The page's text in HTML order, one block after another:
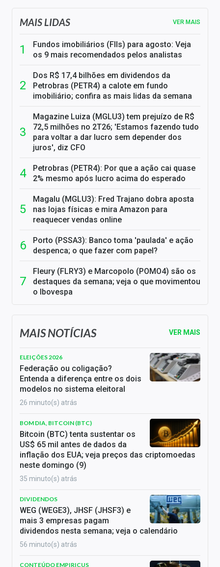
MAIS LIDAS VER MAIS
Fundos imobiliários (FIIs) para agosto: Veja
os 9 mais recomendados pelos analistas
Dos R$ 17,4 bilhões em dividendos da
Petrobras (PETR4) a calote em fundo
imobiliário; confira as mais lidas da semana
Magazine Luiza (MGLU3) tem prejuízo de R$
72,5 milhões no 2T26; 'Estamos fazendo tudo
para voltar a dar lucro sem depender dos
juros', diz CFO
Petrobras (PETR4): Por que a ação cai quase
2% mesmo após lucro acima do esperado
Magalu (MGLU3): Fred Trajano dobra aposta
nas lojas físicas e mira Amazon para
reaquecer vendas online
Porto (PSSA3): Banco toma 'paulada' e ação
despenca; o que fazer com papel?
Fleury (FLRY3) e Marcopolo (POMO4) são os
destaques da semana; veja o que movimentou
o Ibovespa
MAIS NOTÍCIAS VER MAIS
ELEIÇÕES 2026
Federação ou coligação?
Entenda a diferença entre os dois
modelos no sistema eleitoral
26 minuto(s) atrás
BOM DIA, BITCOIN (BTC)
Bitcoin (BTC) tenta sustentar os
US$ 65 mil antes de dados da
inflação dos EUA; veja preços das criptomoedas
neste domingo (9)
35 minuto(s) atrás
DIVIDENDOS
WEG (WEGE3), JHSF (JHSF3) e
mais 3 empresas pagam
dividendos nesta semana; veja o calendário
56 minuto(s) atrás
CONTEÚDO EMPIRICUS